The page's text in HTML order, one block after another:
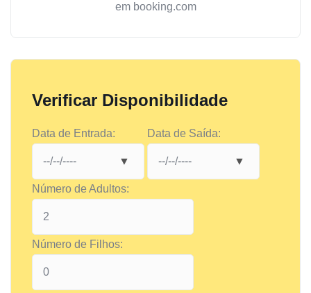
em booking.com
Verificar Disponibilidade
Data de Entrada: Data de Saída:
Número de Adultos:
Número de Filhos: